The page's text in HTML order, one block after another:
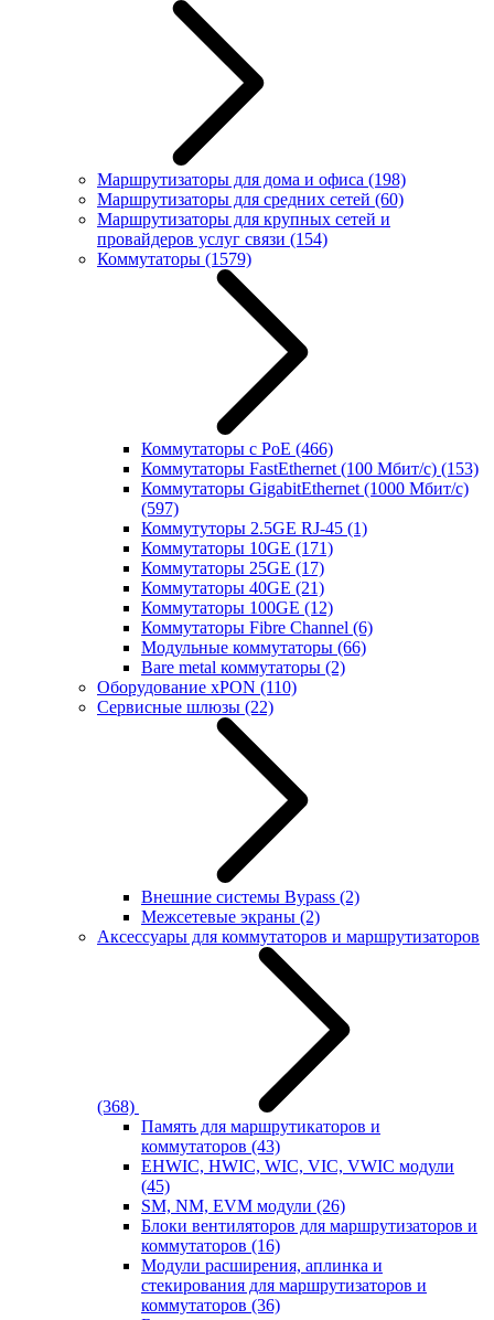
Маршрутизаторы для дома и офиса (198)
Маршрутизаторы для средних сетей (60)
Маршрутизаторы для крупных сетей и
провайдеров услуг связи (154)
Коммутаторы (1579)
Коммутаторы с PoE (466)
Коммутаторы FastEthernet (100 Мбит/с) (153)
Коммутаторы GigabitEthernet (1000 Мбит/с)
(597)
Коммутуторы 2.5GE RJ-45 (1)
Коммутаторы 10GE (171)
Коммутаторы 25GE (17)
Коммутаторы 40GE (21)
Коммутаторы 100GE (12)
Коммутаторы Fibre Channel (6)
Модульные коммутаторы (66)
Bare metal коммутаторы (2)
Оборудование xPON (110)
Сервисные шлюзы (22)
Внешние системы Bypass (2)
Межсетевые экраны (2)
Аксессуары для коммутаторов и маршрутизаторов
(368)
Память для маршрутикаторов и
коммутаторов (43)
EHWIC, HWIC, WIC, VIC, VWIC модули
(45)
SM, NM, EVM модули (26)
Блоки вентиляторов для маршрутизаторов и
коммутаторов (16)
Модули расширения, аплинка и
стекирования для маршрутизаторов и
коммутаторов (36)